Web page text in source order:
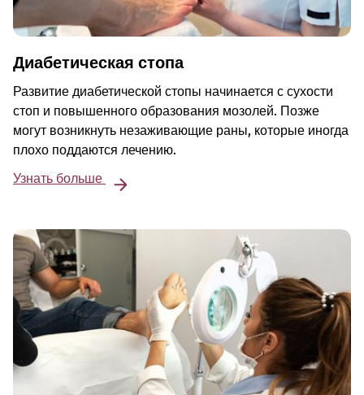
Диабетическая стопа
Развитие диабетической стопы начинается с сухости
стоп и повышенного образования мозолей. Позже
могут возникнуть незаживающие раны, которые иногда
плохо поддаются лечению.
Узнать больше